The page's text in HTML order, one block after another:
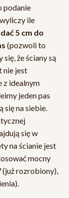
podanie
ile
5 cm do
(pozwoli to
że ściany są
nie jest
z idealnym
jeden pas
się na siebie.
się w
na ścianie jest
mocny
(już rozrobiony),